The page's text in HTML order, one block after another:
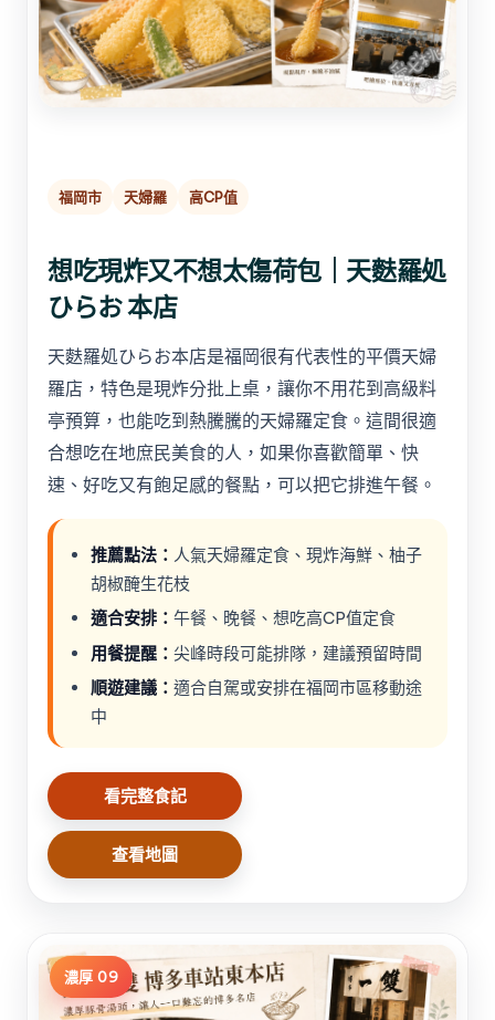
福岡市 天婦羅 高CP值
想吃現炸又不想太傷荷包｜天麩羅処
ひらお 本店
天麩羅処ひらお本店是福岡很有代表性的平價天婦
羅店，特色是現炸分批上桌，讓你不用花到高級料
亭預算，也能吃到熱騰騰的天婦羅定食。這間很適
合想吃在地庶民美食的人，如果你喜歡簡單、快
速、好吃又有飽足感的餐點，可以把它排進午餐。
推薦點法： 人氣天婦羅定食、現炸海鮮、柚子
胡椒醃生花枝
適合安排： 午餐、晚餐、想吃高CP值定食
用餐提醒： 尖峰時段可能排隊，建議預留時間
順遊建議： 適合自駕或安排在福岡市區移動途
中
看完整食記
查看地圖
濃厚 09